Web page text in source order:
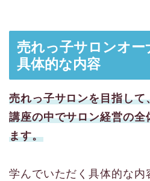
売れっ子サロンオー
具体的な内容
売れっ子サロンを目指し
講座の中でサロン経営の
ます。
学んでいただく具体的な内